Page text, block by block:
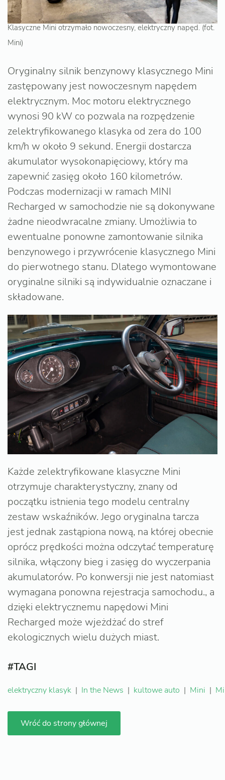
Klasyczne Mini otrzymało nowoczesny, elektryczny napęd. (fot.
Mini)
Oryginalny silnik benzynowy klasycznego Mini
zastępowany jest nowoczesnym napędem
elektrycznym. Moc motoru elektrycznego
wynosi 90 kW co pozwala na rozpędzenie
zelektryfikowanego klasyka od zera do 100
km/h w około 9 sekund. Energii dostarcza
akumulator wysokonapięciowy, który ma
zapewnić zasięg około 160 kilometrów.
Podczas modernizacji w ramach MINI
Recharged w samochodzie nie są dokonywane
żadne nieodwracalne zmiany. Umożliwia to
ewentualne ponowne zamontowanie silnika
benzynowego i przywrócenie klasycznego Mini
do pierwotnego stanu. Dlatego wymontowane
oryginalne silniki są indywidualnie oznaczane i
składowane.
Każde zelektryfikowane klasyczne Mini
otrzymuje charakterystyczny, znany od
początku istnienia tego modelu centralny
zestaw wskaźników. Jego oryginalna tarcza
jest jednak zastąpiona nową, na której obecnie
oprócz prędkości można odczytać temperaturę
silnika, włączony bieg i zasięg do wyczerpania
akumulatorów. Po konwersji nie jest natomiast
wymagana ponowna rejestracja samochodu., a
dzięki elektrycznemu napędowi Mini
Recharged może wjeżdżać do stref
ekologicznych wielu dużych miast.
#TAGI
elektryczny klasyk | In the News | kultowe auto | Mini |
Wróć do strony głównej